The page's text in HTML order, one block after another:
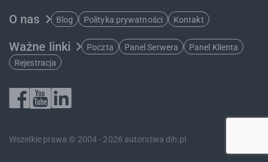
O nas Blog Polityka prywatności Kontakt
Ważne linki Poczta Panel Serwera
Panel Klienta
Rejestracja
Wszelkie prawa © 2004 - 2026 autorstwa dih.pl